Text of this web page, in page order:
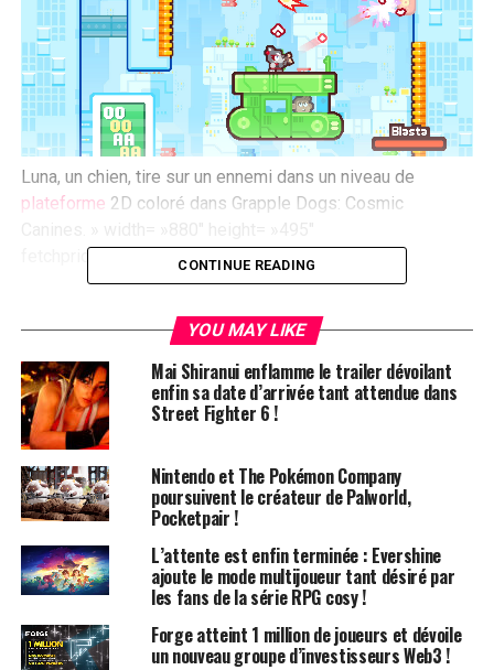
Luna, un chien, tire sur un ennemi dans un niveau de
plateforme 2D coloré dans Grapple Dogs: Cosmic
fetchpriority= »high »>
Le Retour des Grapple Dogs
Dans l’univers des jeux vidéo, peu d’outils sont aussi
efficaces qu’un
bien compris en en faisant l’élément central de son
gameplay de plateforme. Cette mécanique fait son
retour dans la suite, Grapple Dogs: Cosmic Canines, qui
est disponible dès aujourd’hui. Cette fois-ci, les joueurs
peuvent également incarner un second personnage
pour ceux qui préfèrent l’action à distance plutôt que le
grappin.
CONTINUE READING
YOU MAY LIKE
Mai Shiranui enflamme le trailer dévoilant
enfin sa date d’arrivée tant attendue dans
Street Fighter 6 !
Nintendo et The Pokémon Company
poursuivent le créateur de Palworld,
Pocketpair !
L’attente est enfin terminée : Evershine
ajoute le mode multijoueur tant désiré par
les fans de la série RPG cosy !
Forge atteint 1 million de joueurs et dévoile
un nouveau groupe d’investisseurs Web3 !